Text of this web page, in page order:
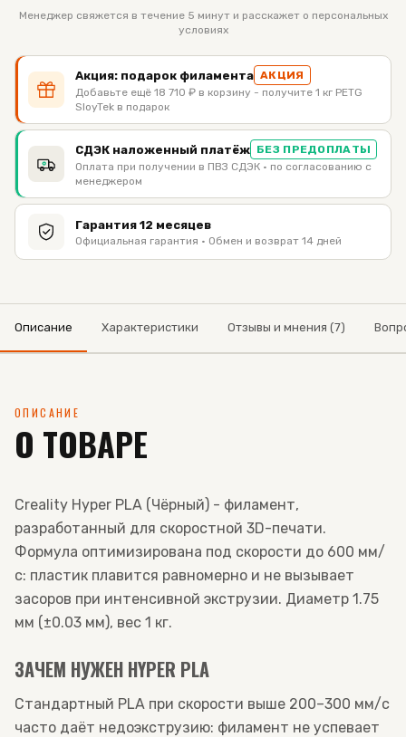
Менеджер свяжется в течение 5 минут и расскажет о персональных
условиях
Акция: подарок филамента АКЦИЯ
Добавьте ещё 18 710 ₽ в корзину - получите 1 кг PETG
SloyTek в подарок
СДЭК наложенный платёж БЕЗ ПРЕДОПЛАТЫ
Оплата при получении в ПВЗ СДЭК · по согласованию с
менеджером
Гарантия 12 месяцев
Официальная гарантия · Обмен и возврат 14 дней
Описание Характеристики Отзывы и мнения (7)
ОПИСАНИЕ
О ТОВАРЕ
Creality Hyper PLA (Чёрный) - филамент,
разработанный для скоростной 3D-печати.
Формула оптимизирована под скорости до 600 мм/
с: пластик плавится равномерно и не вызывает
засоров при интенсивной экструзии. Диаметр 1.75
мм (±0.03 мм), вес 1 кг.
ЗАЧЕМ НУЖЕН HYPER PLA
Стандартный PLA при скорости выше 200–300 мм/с
часто даёт недоэкструзию: филамент не успевает